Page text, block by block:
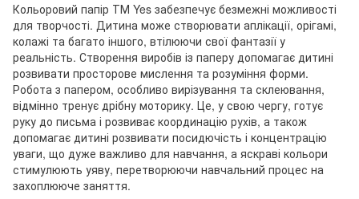
Кольоровий папір ТМ Yes забезпечує безмежні можливості
для творчості. Дитина може створювати аплікації, орігамі,
колажі та багато іншого, втілюючи свої фантазії у
реальність. Створення виробів із паперу допомагає дитині
розвивати просторове мислення та розуміння форми.
Робота з папером, особливо вирізування та склеювання,
відмінно тренує дрібну моторику. Це, у свою чергу, готує
руку до письма і розвиває координацію рухів, а також
допомагає дитині розвивати посидючість і концентрацію
уваги, що дуже важливо для навчання, а яскраві кольори
стимулюють уяву, перетворюючи навчальний процес на
захоплююче заняття.